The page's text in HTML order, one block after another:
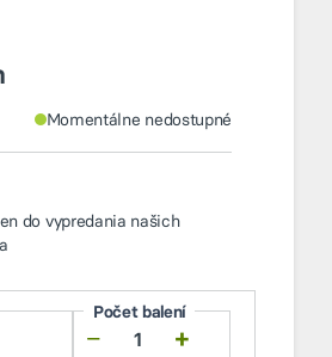
Momentálne nedostupné
30 dní pred zľavou bola 5,90 €/bm
do vypredania našich
Počet balení
− +